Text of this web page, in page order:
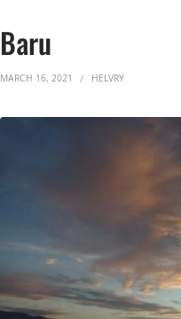
Baru
MARCH 16, 2021 HELVRY